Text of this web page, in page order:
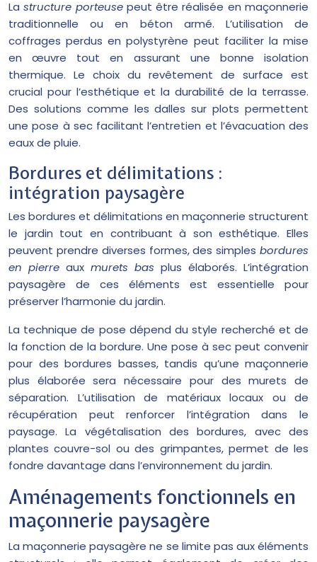
Lastructure porteuse peut être réalisée en maçonnerie
traditionnelle ou en béton armé. L’utilisation de
coffrages perdus en polystyrène peut faciliter la mise
en œuvre tout en assurant une bonne isolation
thermique. Le choix du revêtement de surface est
crucial pour l’esthétique et la durabilité de la terrasse.
Des solutions comme les dalles sur plots permettent
une pose à sec facilitant l’entretien et l’évacuation des
eaux de pluie.
Bordures et délimitations :
intégration paysagère
Les bordures et délimitations en maçonnerie structurent
le jardin tout en contribuant à son esthétique. Elles
peuvent prendre diverses formes, des simples bordures
en pierre aux murets bas plus élaborés. L’intégration
paysagère de ces éléments est essentielle pour
préserver l’harmonie du jardin.
La technique de pose dépend du style recherché et de
la fonction de la bordure. Une pose à sec peut convenir
pour des bordures basses, tandis qu’une maçonnerie
plus élaborée sera nécessaire pour des murets de
séparation. L’utilisation de matériaux locaux ou de
récupération peut renforcer l’intégration dans le
paysage. La végétalisation des bordures, avec des
plantes couvre-sol ou des grimpantes, permet de les
fondre davantage dans l’environnement du jardin.
Aménagements fonctionnels en
maçonnerie paysagère
La maçonnerie paysagère ne se limite pas aux éléments